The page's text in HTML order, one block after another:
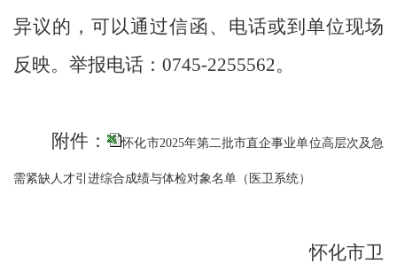
异议的，可以通过信函、电话或到单位现场
反映。举报电话： 0745-2255562。
附件： 怀化市2025年第二批市直企事业单位高层次及急
需紧缺人才引进综合成绩与体检对象名单（医卫系统）
怀化市卫